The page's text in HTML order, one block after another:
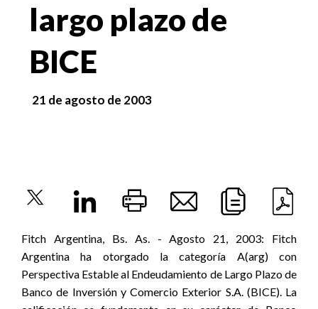
largo plazo de
BICE
21 de agosto de 2003
Fitch Argentina, Bs. As. - Agosto 21, 2003: Fitch
Argentina ha otorgado la categoría A(arg) con
Perspectiva Estable al Endeudamiento de Largo Plazo de
Banco de Inversión y Comercio Exterior S.A. (BICE). La